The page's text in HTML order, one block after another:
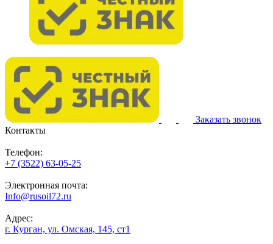
Заказать звонок
Контакты
Телефон:
+7 (3522) 63-05-25
Электронная почта:
Info@rusoil72.ru
Адрес:
г. Курган, ул. Омская, 145, ст1